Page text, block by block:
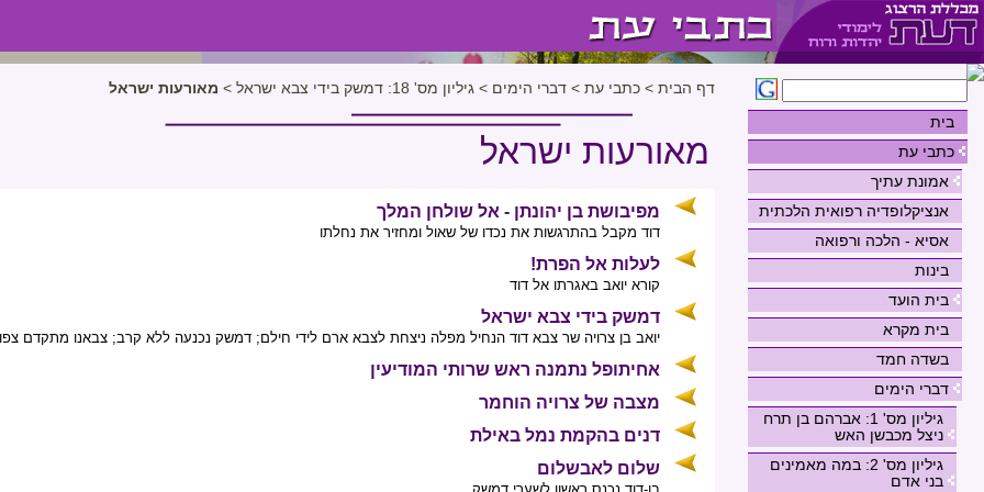
בית
כתבי עת
אמונת עתיך
אנציקלופדיה רפואית הלכתית
אסיא - הלכה ורפואה
בינות
בית הועד
בית מקרא
בשדה חמד
דברי הימים
גיליון מס' 1: אברהם בן תרח
ניצל מכבשן האש
גיליון מס' 2: במה מאמינים
בני אדם
דף הבית > כתבי עת > דברי הימים > גיליון מס' 18: דמשק בידי צבא ישראל > מאורעות ישראל
מאורעות ישראל
מפיבושת בן יהונתן - אל שולחן המלך
דוד מקבל בהתרגשות את נכדו של שאול ומחזיר את נחלתו
לעלות אל הפרת!
קורא יואב באגרתו אל דוד
דמשק בידי צבא ישראל
יואב בן צרויה שר צבא דוד הנחיל מפלה ניצחת לצבא ארם לידי חילם; דמשק נכנעה ללא קרב; צבאנו מתקדם
אחיתופל נתמנה ראש שרותי המודיעין
מצבה של צרויה הוחמר
דנים בהקמת נמל באילת
שלום לאבשלום